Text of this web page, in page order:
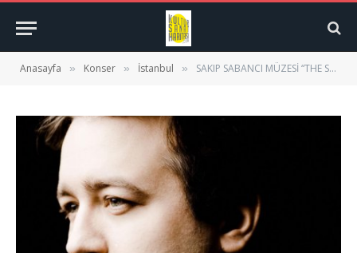
Anasayfa » Konser » İstanbul » SAKIP SABANCI MÜZESİ “THE SEED”